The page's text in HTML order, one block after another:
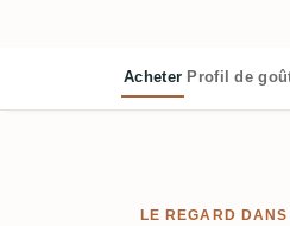
Acheter Profil de
LE REGARD